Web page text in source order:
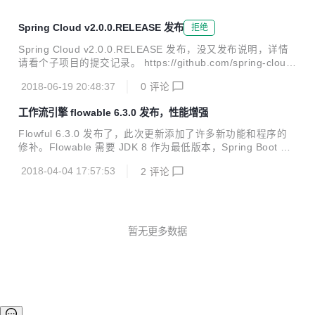
Spring Cloud v2.0.0.RELEASE 发布 拒绝
Spring Cloud v2.0.0.RELEASE 发布，没又发布说明，详情
请看个子项目的提交记录。 https://github.com/spring-cloud/
s://github.com/spring-cloud/spring-cloud-netflix/releases/t
-cloud-gateway/releases/tag/v2.0.0.RELEASE .......
2018-06-19 20:48:37 0 评论
工作流引擎 flowable 6.3.0 发布，性能增强
Flowful 6.3.0 发布了，此次更新添加了许多新功能和程序的
修补。Flowable 需要 JDK 8 作为最低版本，Spring Boot 已
CMMN和DMN）。 更新内容： Support and fixes for runnin
2018-04-04 17:57:53 2 评论
暂无更多数据